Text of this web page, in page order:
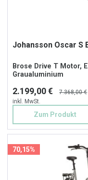
Johansson Oscar S
Brose Drive T Motor,
Graualuminium
2.199,00 €
7.368,00 €
inkl. MwSt.
Zum Produkt
70,15%